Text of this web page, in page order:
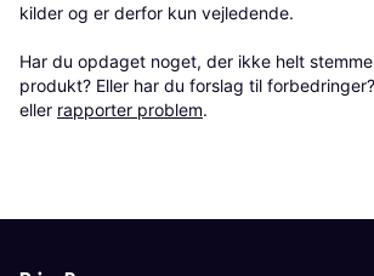
kilder og er derfor kun vejledende.
Har du opdaget noget, der ikke helt
produkt? Eller har du forslag til
eller rapporter problem.